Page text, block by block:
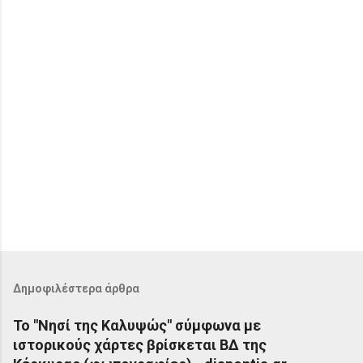
Δημοφιλέστερα άρθρα
Το "Νησί της Καλυψώς" σύμφωνα με
ιστορικούς χάρτες βρίσκεται ΒΔ της